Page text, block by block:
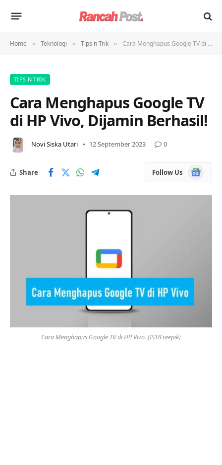
Home » Teknologi » Tips n Trik » Cara Menghapus Google TV di HP Vivo, Dijamin Berhasil!
TIPS N TRIK
Cara Menghapus Google TV
di HP Vivo, Dijamin Berhasil!
Novi Siska Utari 12 September 2023 0
Share Follow Us
Google
News
Cara Menghapus Google TV di HP Vivo. (IST/Freepik)